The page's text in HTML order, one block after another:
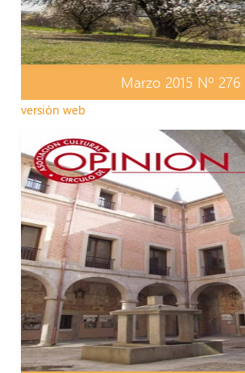
Marzo 2015 Nº 276
versión web